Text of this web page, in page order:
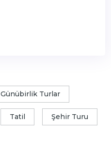
Günübirlik Turlar
Tatil Şehir Turu